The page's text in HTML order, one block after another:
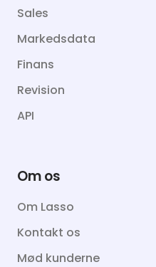
Sales
Markedsdata
Finans
Revision
API
Om os
Om Lasso
Kontakt os
Mød kunderne